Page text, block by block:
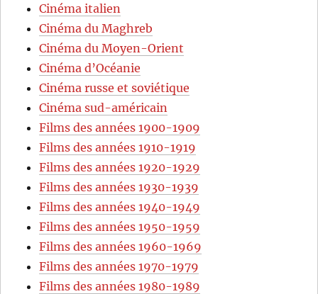
Cinéma italien
Cinéma du Maghreb
Cinéma du Moyen-Orient
Cinéma d’Océanie
Cinéma russe et soviétique
Cinéma sud-américain
Films des années 1900-1909
Films des années 1910-1919
Films des années 1920-1929
Films des années 1930-1939
Films des années 1940-1949
Films des années 1950-1959
Films des années 1960-1969
Films des années 1970-1979
Films des années 1980-1989